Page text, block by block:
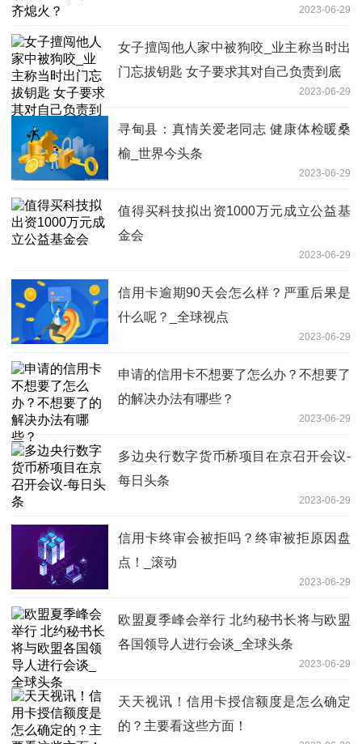
2023-06-29
女子擅闯他人家中被狗咬_业主称当时出
门忘拔钥匙 女子要求其对自己负责到底
2023-06-29
寻甸县：真情关爱老同志 健康体检暖桑
榆_世界今头条
2023-06-29
值得买科技拟出资1000万元成立公益基
金会
2023-06-29
信用卡逾期90天会怎么样？严重后果是
什么呢？_全球视点
2023-06-29
申请的信用卡不想要了怎么办？不想要了
的解决办法有哪些？
2023-06-29
多边央行数字货币桥项目在京召开会议-
每日头条
2023-06-29
信用卡终审会被拒吗？终审被拒原因盘
点！_滚动
2023-06-29
欧盟夏季峰会举行 北约秘书长将与欧盟
各国领导人进行会谈_全球头条
2023-06-29
天天视讯！信用卡授信额度是怎么确定
的？主要看这些方面！